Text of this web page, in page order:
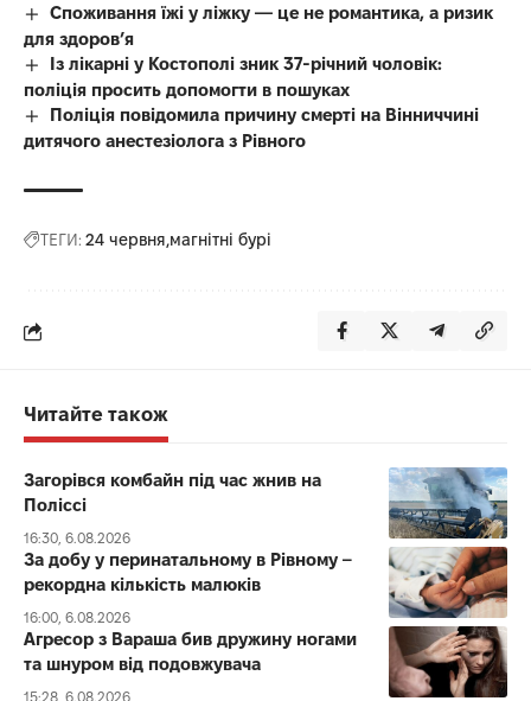
Споживання їжі у ліжку — це не романтика, а ризик
для здоров’я
Із лікарні у Костополі зник 37-річний чоловік:
поліція просить допомогти в пошуках
Поліція повідомила причину смерті на Вінниччині
дитячого анестезіолога з Рівного
ТЕГИ: 24 червня магнітні бурі
Читайте також
Загорівся комбайн під час жнив на
Поліссі
16:30, 6.08.2026
За добу у перинатальному в Рівному –
рекордна кількість малюків
16:00, 6.08.2026
Агресор з Вараша бив дружину ногами
та шнуром від подовжувача
15:28, 6.08.2026